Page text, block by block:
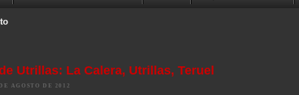
Utrillas: La Calera, Utrillas, Teruel
AGOSTO DE 2012